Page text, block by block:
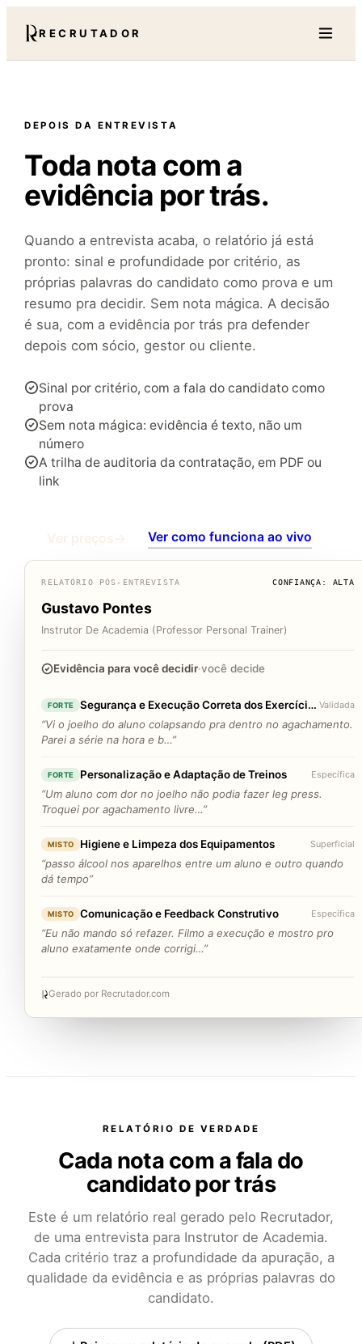
RECRUTADOR
DEPOIS DA ENTREVISTA
Toda nota com a
evidência por trás.
Quando a entrevista acaba, o relatório já está
pronto: sinal e profundidade por critério, as
próprias palavras do candidato como prova e um
resumo pra decidir. Sem nota mágica. A decisão
é sua, com a evidência por trás pra defender
depois com sócio, gestor ou cliente.
Sinal por critério, com a fala do candidato como
prova
Sem nota mágica: evidência é texto, não um
número
A trilha de auditoria da contratação, em PDF ou
link
Ver preços → Ver como funciona ao vivo
RELATÓRIO PÓS-ENTREVISTA CONFIANÇA: ALTA
Gustavo Pontes
Instrutor De Academia (Professor Personal Trainer)
Evidência para você decidir·você decide
FORTE Segurança e Execução Correta dos Exercícios Validada
“Vi o joelho do aluno colapsando pra dentro no agachamento.
Parei a série na hora e b…”
FORTE Personalização e Adaptação de Treinos Específica
“Um aluno com dor no joelho não podia fazer leg press.
Troquei por agachamento livre…”
MISTO Higiene e Limpeza dos Equipamentos Superficial
“passo álcool nos aparelhos entre um aluno e outro quando
dá tempo”
MISTO Comunicação e Feedback Construtivo Específica
“Eu não mando só refazer. Filmo a execução e mostro pro
aluno exatamente onde corrigi…”
Gerado por Recrutador.com
RELATÓRIO DE VERDADE
Cada nota com a fala do
candidato por trás
Este é um relatório real gerado pelo Recrutador,
de uma entrevista para Instrutor de Academia.
Cada critério traz a profundidade da apuração, a
qualidade da evidência e as próprias palavras do
candidato.